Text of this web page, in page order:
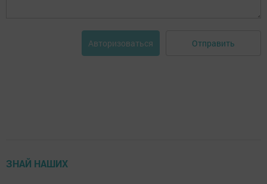
Авторизоваться Отправить
ЗНАЙ НАШИХ